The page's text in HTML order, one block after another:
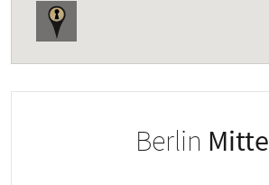
Berlin Mitte